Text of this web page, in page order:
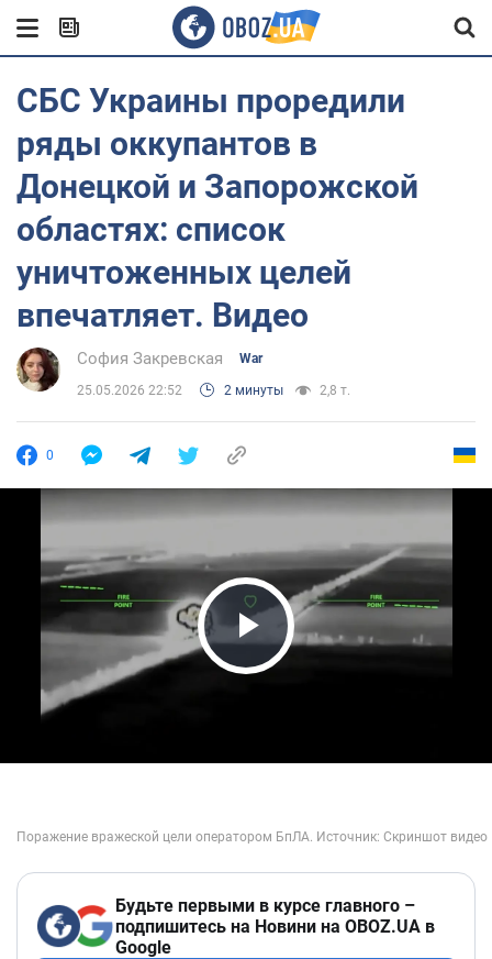
СБС Украины проредили
ряды оккупантов в
Донецкой и Запорожской
областях: список
уничтоженных целей
впечатляет. Видео
София Закревская War
25.05.2026 22:52 2 минуты 2,8 т.
0
Play Video
Будьте первыми в курсе главного –
подпишитесь на Новини на OBOZ.UA в
Google